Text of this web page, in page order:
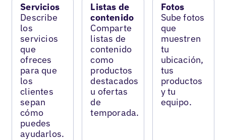
Servicios
Describe
los
servicios
que
ofreces
para que
los
clientes
sepan
cómo
puedes
ayudarlos.
Listas de
contenido
Comparte
listas de
contenido
como
productos
destacados
u ofertas
de
temporada.
Fotos
Sube fotos
que
muestren
tu
ubicación,
tus
productos
y tu
equipo.